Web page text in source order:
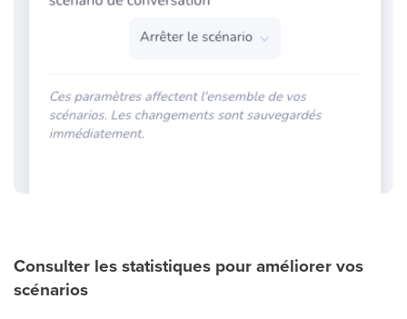
Consulter les statistiques pour améliorer vos
scénarios